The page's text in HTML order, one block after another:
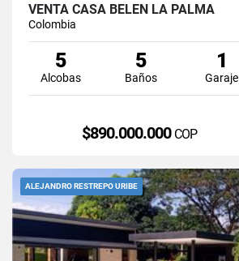
VENTA CASA BELEN LA PALMA
Colombia
5
Alcobas
5
Baños
1
Garaje
$890.000.000 COP
ALEJANDRO RESTREPO URIBE